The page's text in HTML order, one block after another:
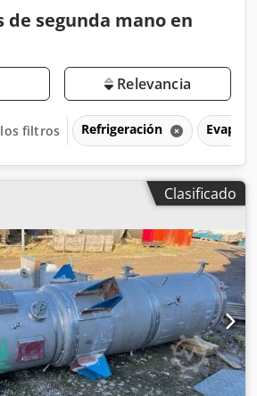
de segunda mano en
Relevancia
filtros Refrigeración
Clasificado